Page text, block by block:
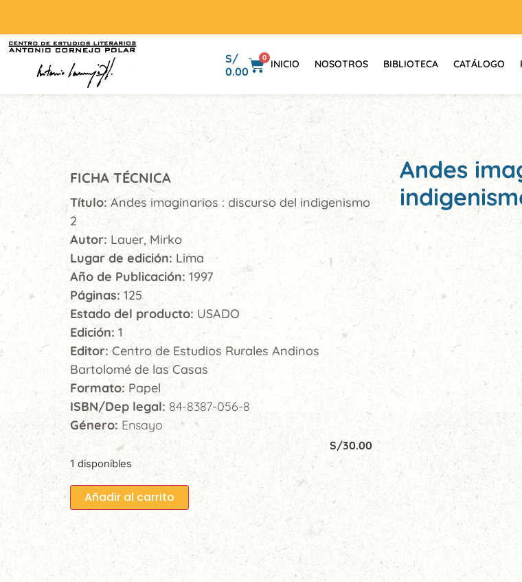
S/
0.00
0
INICIO NOSOTROS BIBLIOTECA CATÁLOGO
FICHA TÉCNICA
Título: Andes imaginarios : discurso del indigenismo
2
Autor: Lauer, Mirko
Lugar de edición: Lima
Año de Publicación: 1997
Páginas: 125
Estado del producto: USADO
Edición:1
Editor: Centro de Estudios Rurales Andinos
Bartolomé de las Casas
Formato: Papel
ISBN/Dep legal: 84-8387-056-8
Género: Ensayo
S/30.00
1 disponibles
Añadir al carrito
Andes